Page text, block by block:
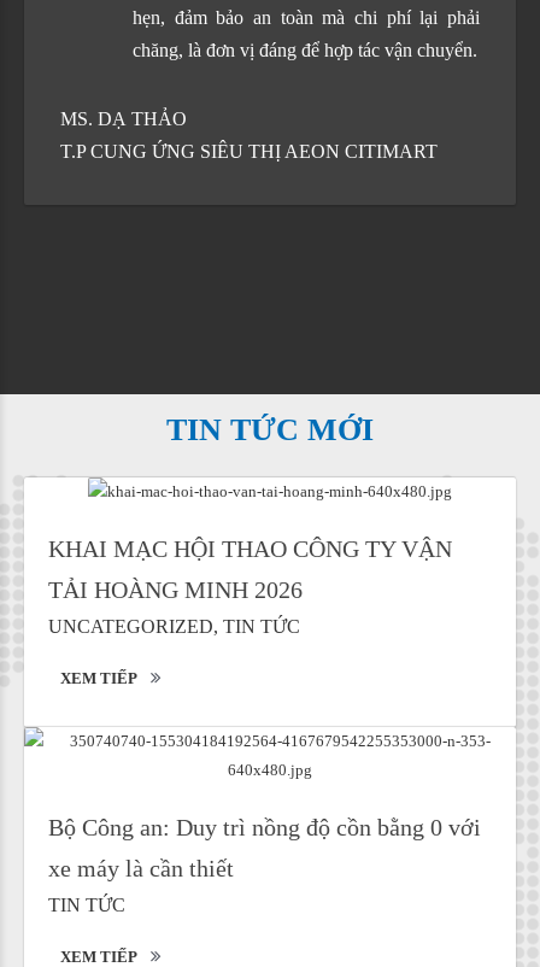
hẹn, đảm bảo an toàn mà chi phí lại phải
chăng, là đơn vị đáng để hợp tác vận chuyển.
MS. DẠ THẢO
T.P CUNG ỨNG SIÊU THỊ AEON CITIMART
TIN TỨC MỚI
KHAI MẠC HỘI THAO CÔNG TY VẬN
TẢI HOÀNG MINH 2026
UNCATEGORIZED TIN TỨC
XEM TIẾP
Bộ Công an: Duy trì nồng độ cồn bằng 0 với
xe máy là cần thiết
TIN TỨC
XEM TIẾP